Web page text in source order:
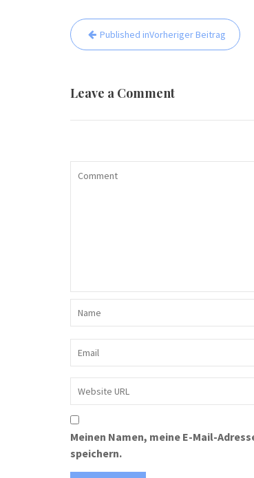
Beitrags-
Navigation
Published inVorheriger Beitrag
Leave a Comment
Meinen Namen, meine E-Mail-
speichern.